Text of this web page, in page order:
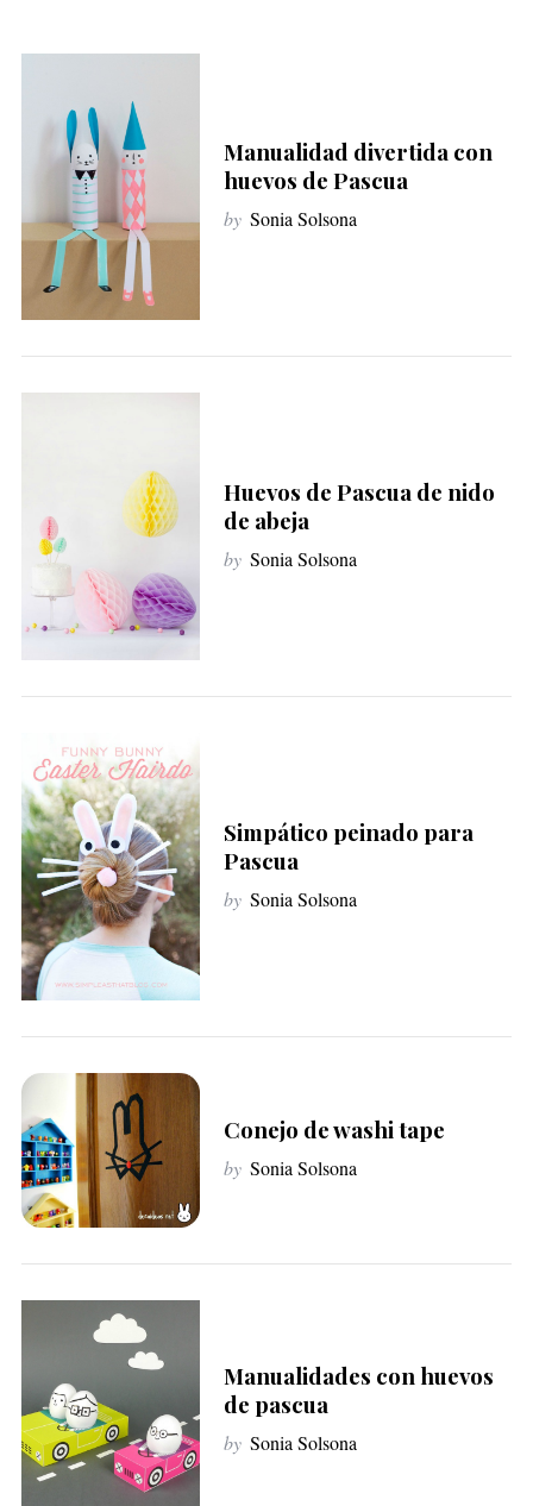
Manualidad divertida con
huevos de Pascua
by Sonia Solsona
Huevos de Pascua de nido
de abeja
by Sonia Solsona
Simpático peinado para
Pascua
by Sonia Solsona
Conejo de washi tape
by Sonia Solsona
Manualidades con huevos
de pascua
by Sonia Solsona